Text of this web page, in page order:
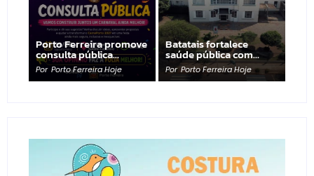
Porto Ferreira promove
consulta pública…
Por Porto Ferreira Hoje
Batatais fortalece
saúde pública com…
Por Porto Ferreira Hoje